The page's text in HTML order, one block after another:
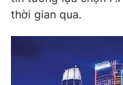
Chất lượng cuộc sống
Tuyển sinh
Công nghệ
Giao lưu trực tuyến
thời gian qua.